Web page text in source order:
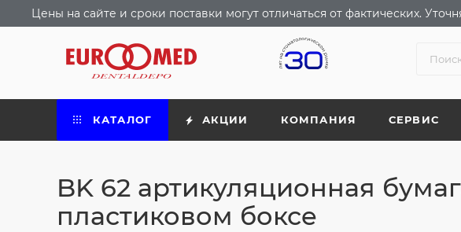
Цены на сайте и сроки поставки могут отличаться от фактических.
КАТАЛОГ АКЦИИ КОМПАНИЯ СЕРВИС
BK 62 артикуляционная
пластиковом боксе